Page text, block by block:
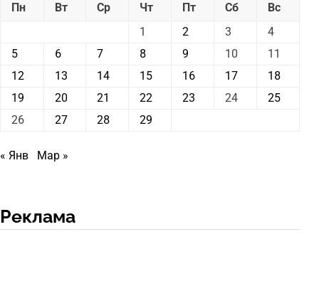
Пн
Вт Ср Чт Пт Сб
Вс
1
2 3
4
5
6 7 8 9 10
11
12
13 14 15 16 17
18
19
20 21 22 23 24
25
26
27 28 29
« Янв Мар »
Реклама